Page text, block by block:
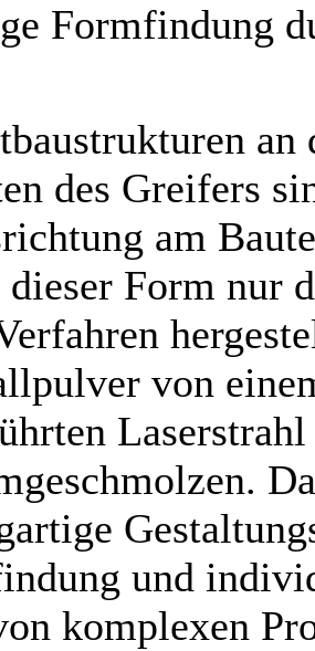
Formfindung
an
des Greifers
am
Form nur
von
und
komplexen